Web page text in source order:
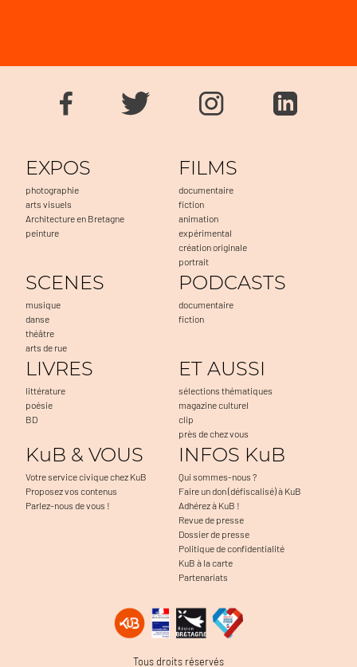
EXPOS
photographie
arts visuels
Architecture en Bretagne
peinture
FILMS
documentaire
fiction
animation
expérimental
création originale
portrait
SCENES
musique
danse
théâtre
arts de rue
PODCASTS
documentaire
fiction
LIVRES
littérature
poésie
BD
ET AUSSI
sélections thématiques
magazine culturel
clip
près de chez vous
KuB & VOUS
Votre service civique chez KuB
Proposez vos contenus
Parlez-nous de vous !
INFOS KuB
Qui sommes-nous ?
Faire un don (défiscalisé) à KuB
Adhérez à KuB !
Revue de presse
Dossier de presse
Politique de confidentialité
KuB à la carte
Partenariats
Tous droits réservés
problèmes. C'est OK pour vous ?